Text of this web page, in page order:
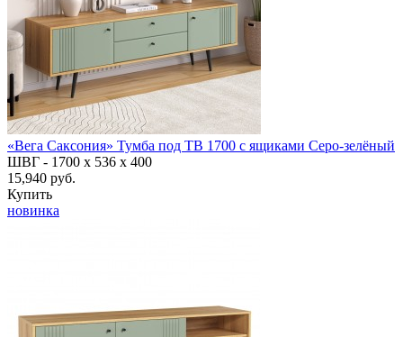
«Вега Саксония» Тумба под ТВ 1700 с ящиками Серо-зелёный
ШВГ - 1700 х 536 х 400
15,940 руб.
Купить
новинка